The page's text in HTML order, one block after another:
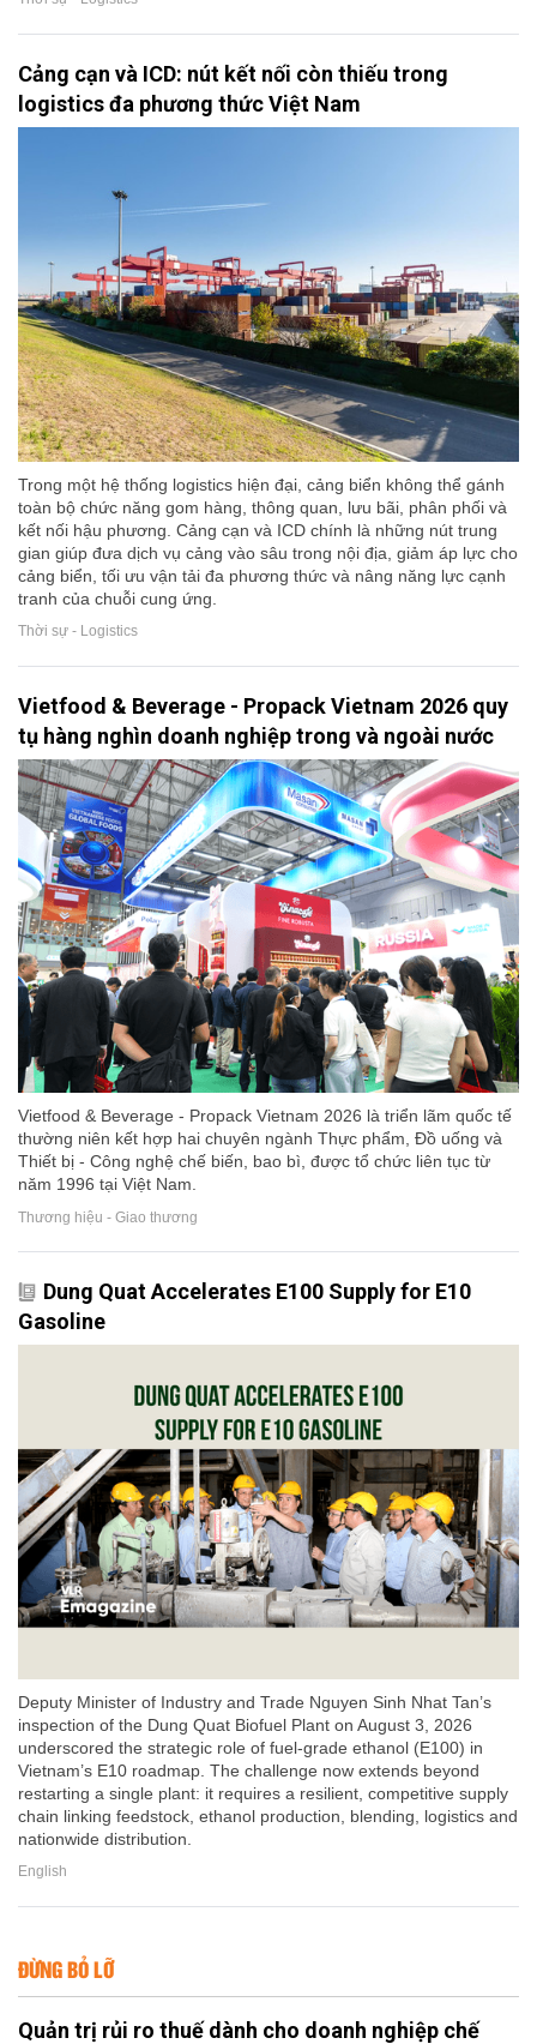
Cảng cạn và ICD: nút kết nối còn thiếu trong
logistics đa phương thức Việt Nam
Trong một hệ thống logistics hiện đại, cảng biển không thể gánh
toàn bộ chức năng gom hàng, thông quan, lưu bãi, phân phối và
kết nối hậu phương. Cảng cạn và ICD chính là những nút trung
gian giúp đưa dịch vụ cảng vào sâu trong nội địa, giảm áp lực cho
cảng biển, tối ưu vận tải đa phương thức và nâng năng lực cạnh
tranh của chuỗi cung ứng.
Thời sự - Logistics
Vietfood & Beverage - Propack Vietnam 2026 quy
tụ hàng nghìn doanh nghiệp trong và ngoài nước
Vietfood & Beverage - Propack Vietnam 2026 là triển lãm quốc tế
thường niên kết hợp hai chuyên ngành Thực phẩm, Đồ uống và
Thiết bị - Công nghệ chế biến, bao bì, được tổ chức liên tục từ
năm 1996 tại Việt Nam.
Thương hiệu - Giao thương
Dung Quat Accelerates E100 Supply for E10
Gasoline
Deputy Minister of Industry and Trade Nguyen Sinh Nhat Tan’s
inspection of the Dung Quat Biofuel Plant on August 3, 2026
underscored the strategic role of fuel-grade ethanol (E100) in
Vietnam’s E10 roadmap. The challenge now extends beyond
restarting a single plant: it requires a resilient, competitive supply
chain linking feedstock, ethanol production, blending, logistics and
nationwide distribution.
English
ĐỪNG BỎ LỠ
Quản trị rủi ro thuế dành cho doanh nghiệp chế